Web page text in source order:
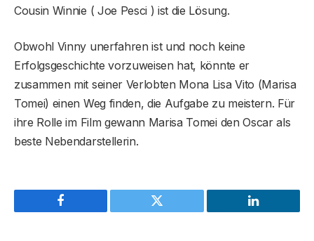
Cousin Winnie ( Joe Pesci ) ist die Lösung.
Obwohl Vinny unerfahren ist und noch keine
Erfolgsgeschichte vorzuweisen hat, könnte er
zusammen mit seiner Verlobten Mona Lisa Vito (Marisa
Tomei) einen Weg finden, die Aufgabe zu meistern. Für
ihre Rolle im Film gewann Marisa Tomei den Oscar als
beste Nebendarstellerin.
Facebook Twitter LinkedIn